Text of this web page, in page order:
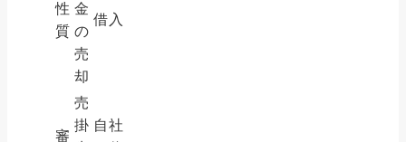
性
質
金
の
売
却
借入
審
売
掛 自社